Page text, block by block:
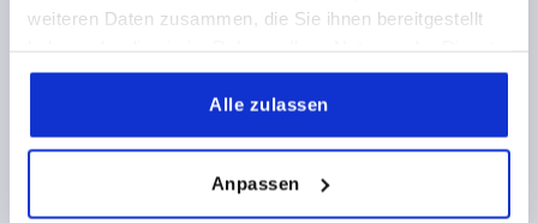
weiteren Daten zusammen, die Sie ihnen bereitgestellt
gesammelt haben.
Alle zulassen
Anpassen
zzgl. MwSt.
DETAILS